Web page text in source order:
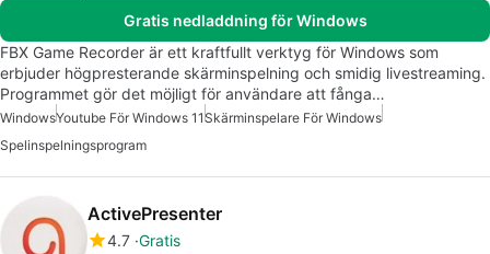
Gratis nedladdning för Windows
FBX Game Recorder är ett kraftfullt verktyg för Windows som
erbjuder högpresterande skärminspelning och smidig livestreaming.
Programmet gör det möjligt för användare att fånga…
WindowsYoutube För Windows 11 Skärminspelare För Windows
Spelinspelningsprogram
ActivePresenter
4.7 Gratis